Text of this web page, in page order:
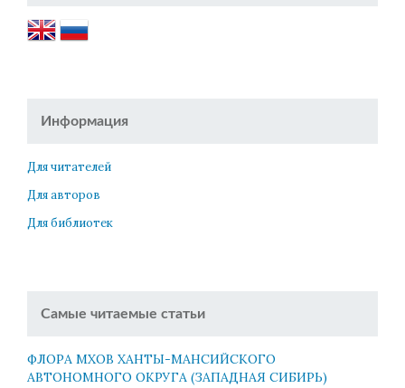
Информация
Для читателей
Для авторов
Для библиотек
Самые читаемые статьи
ФЛОРА МХОВ ХАНТЫ-МАНСИЙСКОГО
АВТОНОМНОГО ОКРУГА (ЗАПАДНАЯ СИБИРЬ)